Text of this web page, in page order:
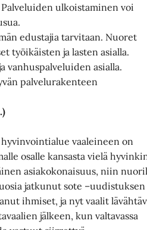
ulkoistaminen voi
edustajia tarvitaan. Nuoret
työikäisten ja lasten asialla.
vanhuspalveluiden asialla.
palvelurakenteen
vaaleineen on
osalle kansasta vielä
asiakokonaisuus, niin
jatkunut sote –uudistuksen
ihmiset, ja nyt vaalit
jälkeen, kun valtavassa